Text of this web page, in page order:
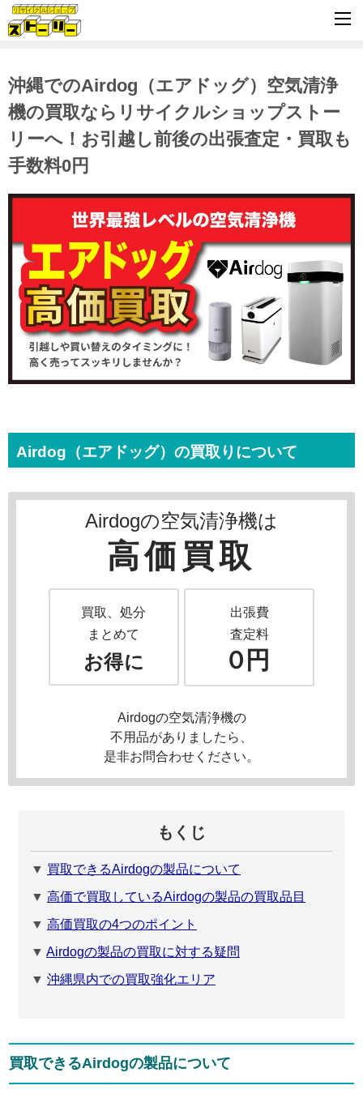
沖縄でのAirdog（エアドッグ）空気清浄
機の買取ならリサイクルショップストー
リーへ！お引越し前後の出張査定・買取も
手数料0円
Airdog（エアドッグ）の買取りについて
Airdogの空気清浄機は
高価買取
買取、処分
まとめて
お得に
出張費
査定料
０円
Airdogの空気清浄機の
不用品がありましたら、
是非お問合わせください。
もくじ
▼ 買取できるAirdogの製品について
▼ 高価で買取しているAirdogの製品の買取品目
▼ 高価買取の4つのポイント
▼ Airdogの製品の買取に対する疑問
▼ 沖縄県内での買取強化エリア
買取できるAirdogの製品について